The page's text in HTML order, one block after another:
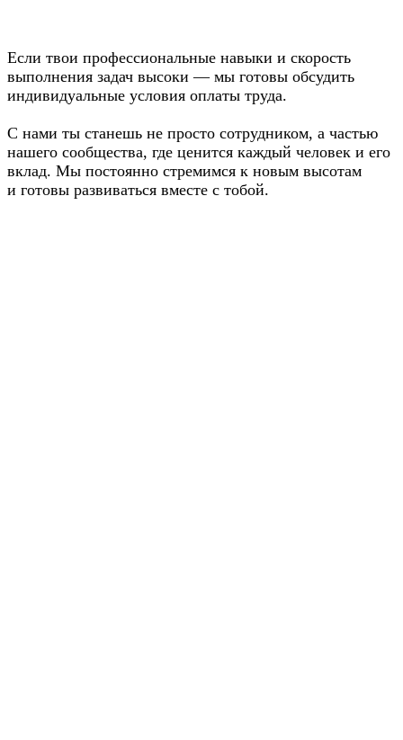
Если твои профессиональные навыки и скорость
выполнения задач высоки — мы готовы обсудить
индивидуальные условия оплаты труда.
С нами ты станешь не просто сотрудником, а частью
нашего сообщества, где ценится каждый человек и его
вклад. Мы постоянно стремимся к новым высотам
и готовы развиваться вместе с тобой.